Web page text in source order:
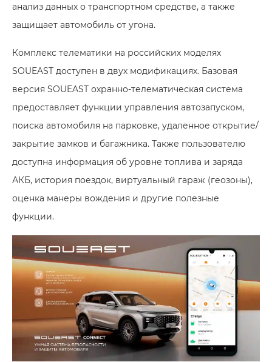
анализ данных о транспортном средстве, а также
защищает автомобиль от угона.
Комплекс телематики на российских моделях
SOUEAST доступен в двух модификациях. Базовая
версия SOUEAST охранно-телематическая система
предоставляет функции управления автозапуском,
поиска автомобиля на парковке, удаленное открытие/
закрытие замков и багажника. Также пользователю
доступна информация об уровне топлива и заряда
АКБ, история поездок, виртуальный гараж (геозоны),
оценка манеры вождения и другие полезные
функции.